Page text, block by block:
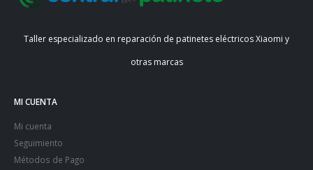
Taller especializado en reparación de patinetes eléctricos Xiaomi y
otras marcas
MI CUENTA
Mi cuenta
Seguimiento
Métodos de Pago